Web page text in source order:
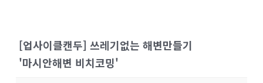
[업사이클캔두] 쓰레기없는 해변만들기
'마시안해변 비치코밍'